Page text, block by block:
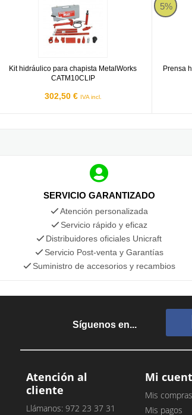
Kit hidráulico para chapista MetalWorks
CATM10CLIP
302,50 € IVA incl.
5%
Prensa
SERVICIO GARANTIZADO
Atención personalizada
Servicio rápido y eficaz
Distribuidores oficiales Unicraft
Servicio Post-venta y Garantías
Suministro de accesorios y recambios
Síguenos en...
Atención al
cliente
Llámanos: 972 23 37 31
Mi
Mis compras
Mis pagos